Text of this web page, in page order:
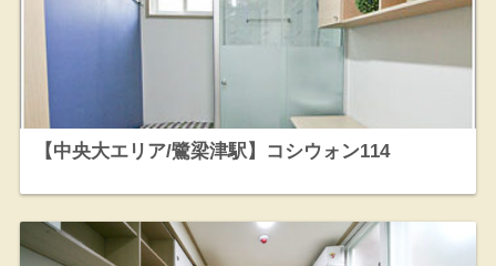
【中央大エリア/鷺梁津駅】コシウォン114